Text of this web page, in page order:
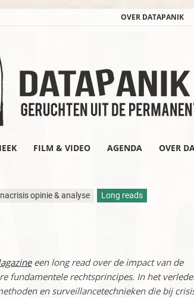
OVER DATAPANIK
FILM & VIDEO AGENDA OVER
opinie & analyse Long reads
een long read over de impact van de
fundamentele rechtsprincipes. In het
en surveillancetechnieken die bij